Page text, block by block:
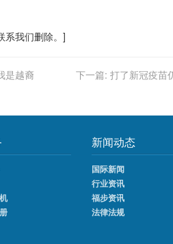
系我们删除。]
滿：我是越裔 下一篇: 打了新冠疫苗
新闻动态
国际新闻
行业资讯
福步资讯
法律法规